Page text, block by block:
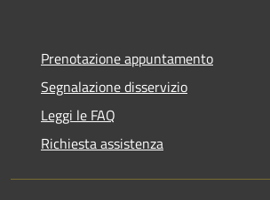
Prenotazione appuntamento
Segnalazione disservizio
Leggi le FAQ
Richiesta assistenza